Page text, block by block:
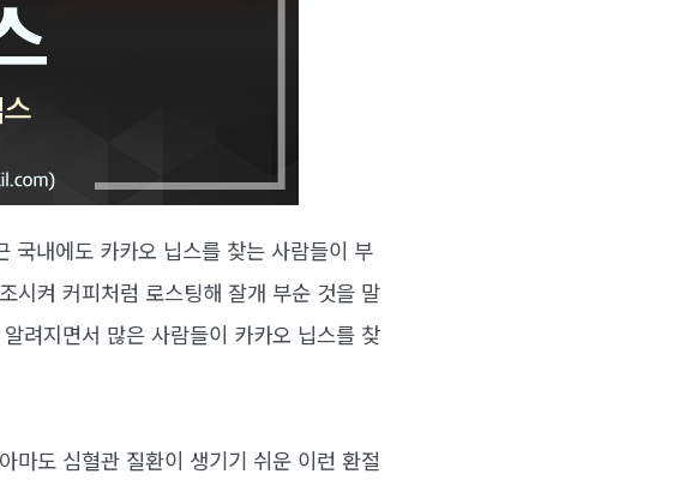
국내에도 카카오 닙스를 찾는 사람들이 부
시켜 커피처럼 로스팅해 잘개 부순 것을 말
려지면서 많은 사람들이 카카오 닙스를 찾
마도 심혈관 질환이 생기기 쉬운 이런 환절